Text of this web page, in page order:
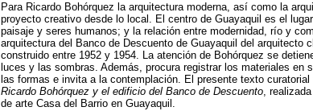
Para Ricardo Bohórquez la arquitectura moderna, así como la
proyecto creativo desde lo local. El centro de Guayaquil es el
paisaje y seres humanos; y la relación entre modernidad, río y
arquitectura del Banco de Descuento de Guayaquil del
construido entre 1952 y 1954. La atención de Bohórquez se
luces y las sombras. Además, procura registrar los materiales
las formas e invita a la contemplación. El presente texto
Ricardo Bohórquez y el edificio del Banco de Descuento,
de arte Casa del Barrio en Guayaquil.